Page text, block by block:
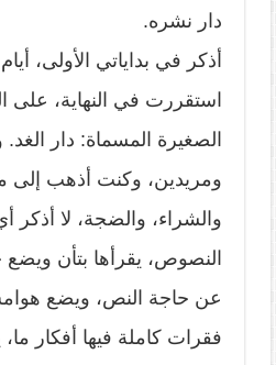
دار نشره.
أذكر في بداياتي الأولى،
استقررت في النهاية، على
الصغيرة المسماة: دار
ومريدين، وكنت أذهب إلى
والشراء، والضجة، لا
النصوص، يقرأها بتأن
عن حاجة النص، ويضع هوامش
فقرات كاملة فيها أفكار